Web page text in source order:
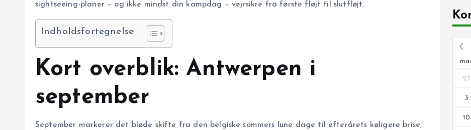
sightseeing-planer – og ikke mindst din kampdag – vejr­sikre fra første fløjt til slutfløjt.
Indholdsfortegnelse
Kort overblik: Antwerpen i
september
September markerer det bløde skifte fra den belgiske sommers lune dage til efterårets køligere brise,
27
3
10